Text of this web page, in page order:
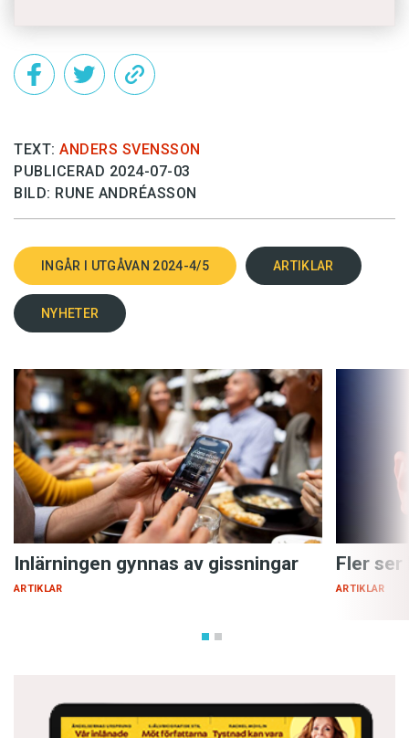
TEXT: ANDERS SVENSSON
PUBLICERAD 2024-07-03
BILD: RUNE ANDRÉASSON
INGÅR I UTGÅVAN 2024-4/5 ARTIKLAR
NYHETER
Inlärningen gynnas av gissningar
ARTIKLAR
Fler
ARTIKLAR